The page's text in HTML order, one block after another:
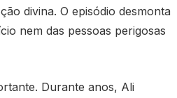
divina. O episódio desmonta
nem das pessoas perigosas
Durante anos, Ali